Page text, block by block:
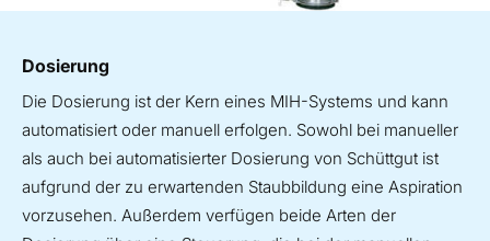
Dosierung
Die Dosierung ist der Kern eines MIH-Systems und kann
automatisiert oder manuell erfolgen. Sowohl bei manueller
als auch bei automatisierter Dosierung von Schüttgut ist
aufgrund der zu erwartenden Staubbildung eine Aspiration
vorzusehen. Außerdem verfügen beide Arten der